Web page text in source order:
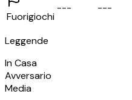
Fuorigiochi
--- ---
Leggende
In Casa
Avversario
Media